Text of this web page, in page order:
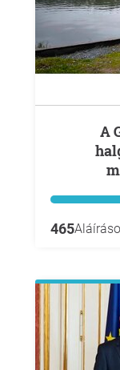
A Gersekaráti Sárvíz-tó
465